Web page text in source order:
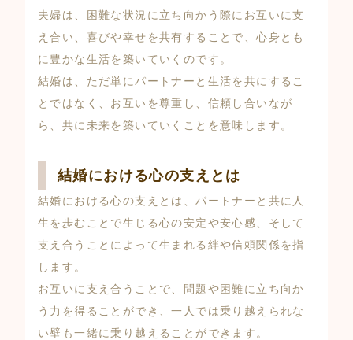
夫婦は、困難な状況に立ち向かう際にお互いに支
え合い、喜びや幸せを共有することで、心身とも
に豊かな生活を築いていくのです。
結婚は、ただ単にパートナーと生活を共にするこ
とではなく、お互いを尊重し、信頼し合いなが
ら、共に未来を築いていくことを意味します。
結婚における心の支えとは
結婚における心の支えとは、パートナーと共に人
生を歩むことで生じる心の安定や安心感、そして
支え合うことによって生まれる絆や信頼関係を指
します。
お互いに支え合うことで、問題や困難に立ち向か
う力を得ることができ、一人では乗り越えられな
い壁も一緒に乗り越えることができます。